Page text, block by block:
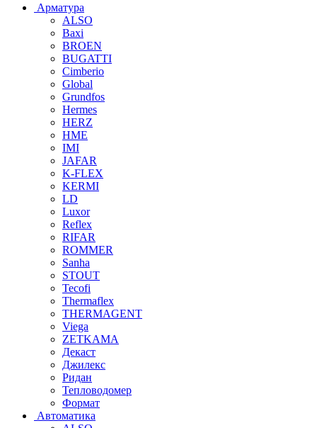
Арматура
ALSO
Baxi
BROEN
BUGATTI
Cimberio
Global
Grundfos
Hermes
HERZ
HME
IMI
JAFAR
K-FLEX
KERMI
LD
Luxor
Reflex
RIFAR
ROMMER
Sanha
STOUT
Tecofi
Thermaflex
THERMAGENT
Viega
ZETKAMA
Декаст
Джилекс
Ридан
Тепловодомер
Формат
Автоматика